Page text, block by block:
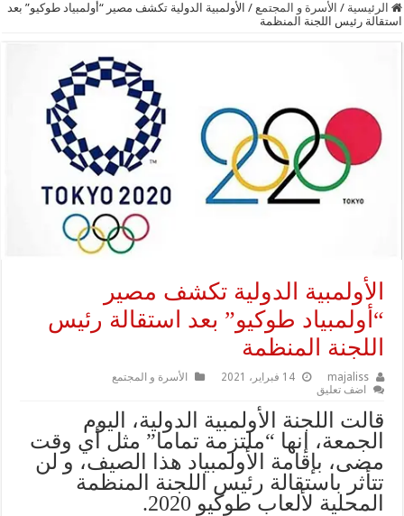
الرئيسية / الأسرة و المجتمع / الأولمبية الدولية تكشف مصير “أولمبياد طوكيو” بعد
استقالة رئيس اللجنة المنظمة
الأولمبية الدولية تكشف مصير
“أولمبياد طوكيو” بعد استقالة رئيس
اللجنة المنظمة
majaliss 14 فبراير، 2021
الأسرة و المجتمع
اضف تعليق
قالت اللجنة الأولمبية الدولية، اليوم
الجمعة، إنها “ملتزمة تماما” مثل أي وقت
مضى، بإقامة الأولمبياد هذا الصيف، و لن
تتأثر باستقالة رئيس اللجنة المنظمة
المحلية لألعاب طوكيو 2020.